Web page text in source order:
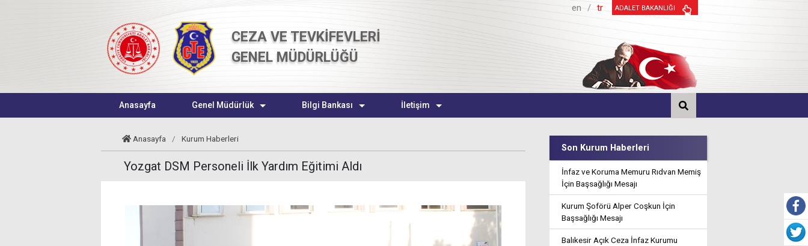
CEZA VE TEVKİFEVLERİ
GENEL MÜDÜRLÜĞÜ
en / tr ADALET BAKANLIĞI
Anasayfa Genel Müdürlük Bilgi Bankası İletişim
Anasayfa / Kurum Haberleri
Yozgat DSM Personeli İlk Yardım Eğitimi Aldı
Son Kurum Haberleri
İnfaz ve Koruma Memuru Rıdvan Memiş
İçin Başsağlığı Mesajı
Kurum Şoförü Alper Coşkun İçin
Başsağlığı Mesajı
Balıkesir Açık Ceza İnfaz Kurumu